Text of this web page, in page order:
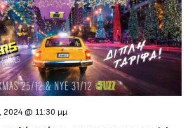
2024 @ 11:30 μμ